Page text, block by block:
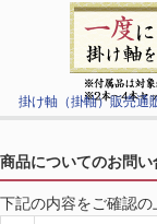
掛け軸（掛軸）販売通
商品についてのお問い
下記の内容をご確認の